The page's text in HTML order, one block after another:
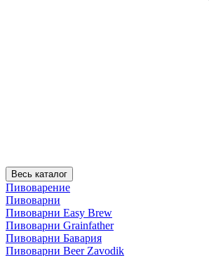
Весь каталог
Пивоварение
Пивоварни
Пивоварни Easy Brew
Пивоварни Grainfather
Пивоварни Бавария
Пивоварни Beer Zavodik